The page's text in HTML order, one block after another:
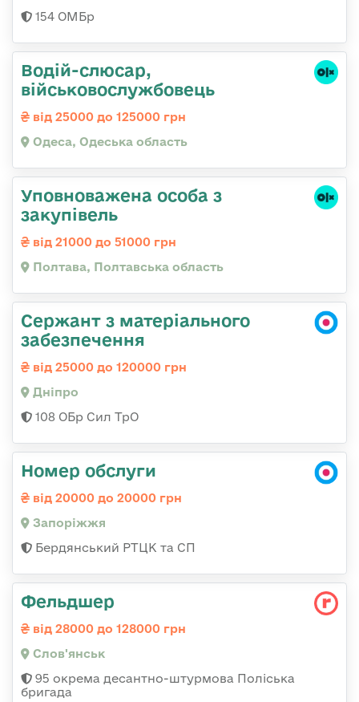
154 ОМБр
Водій-слюсаp,
військовослужбовець
від 25000 до 125000 грн
Одеса, Одеська область
Уповноважена особа з
закупівель
від 21000 до 51000 грн
Полтава, Полтавська область
Сержант з матеріального
забезпечення
від 25000 до 120000 грн
Дніпро
108 ОБр Сил ТрО
Номер обслуги
від 20000 до 20000 грн
Запоріжжя
Бердянський РТЦК та СП
Фельдшер
від 28000 до 128000 грн
Слов'янськ
95 окрема десантно-штурмова Поліська
бригада